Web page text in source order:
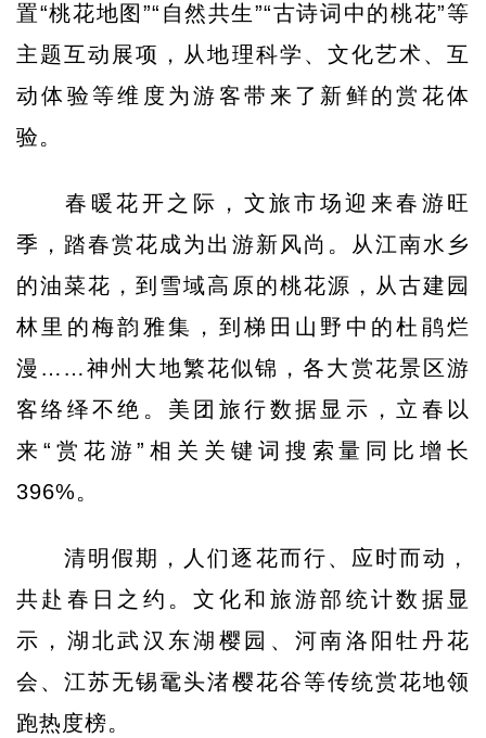
置“桃花地图”“自然共生”“古诗词中的桃花”等
主题互动展项，从地理科学、文化艺术、互
动体验等维度为游客带来了新鲜的赏花体
验。
春暖花开之际，文旅市场迎来春游旺
季，踏春赏花成为出游新风尚。从江南水乡
的油菜花，到雪域高原的桃花源，从古建园
林里的梅韵雅集，到梯田山野中的杜鹃烂
漫……神州大地繁花似锦，各大赏花景区游
客络绎不绝。美团旅行数据显示，立春以
来“赏花游”相关关键词搜索量同比增长
396%。
清明假期，人们逐花而行、应时而动，
共赴春日之约。文化和旅游部统计数据显
示，湖北武汉东湖樱园、河南洛阳牡丹花
会、江苏无锡鼋头渚樱花谷等传统赏花地领
跑热度榜。